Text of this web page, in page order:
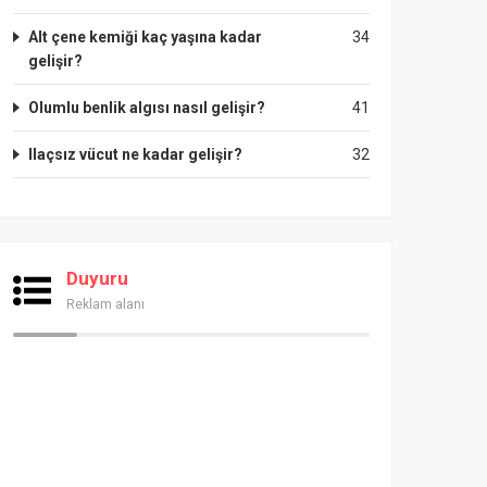
34
Alt çene kemiği kaç yaşına kadar
gelişir?
41
Olumlu benlik algısı nasıl gelişir?
32
Ilaçsız vücut ne kadar gelişir?
Duyuru
Reklam alanı